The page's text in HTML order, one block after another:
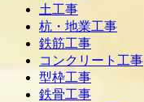
土工事
杭・地業工事
鉄筋工事
コンクリート工事
型枠工事
鉄骨工事